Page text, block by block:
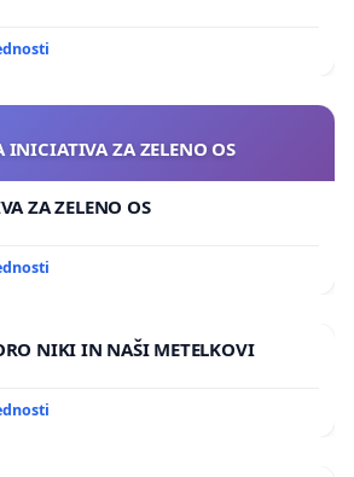
INICIATIVA ZA ZELENO OS
ZA ZELENO OS
NIKI IN NAŠI METELKOVI